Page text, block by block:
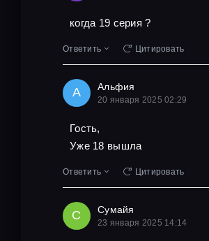
когда 19 серия ?
Ответить Цитировать
А Альфия
20 января 2025 02:29
Гость,
Уже 18 вышла
Ответить Цитировать
С Сумайя
23 января 2025 14:14